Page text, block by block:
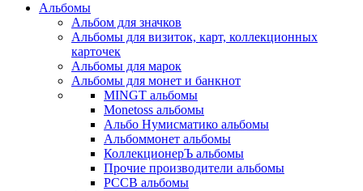
Альбомы
Альбом для значков
Альбомы для визиток, карт, коллекционных
карточек
Альбомы для марок
Альбомы для монет и банкнот
MINGT альбомы
Monetoss альбомы
Альбо Нумисматико альбомы
Альбоммонет альбомы
КоллекционерЪ альбомы
Прочие производители альбомы
РССВ альбомы